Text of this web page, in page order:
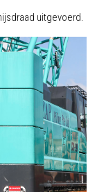
uitgevoerd.